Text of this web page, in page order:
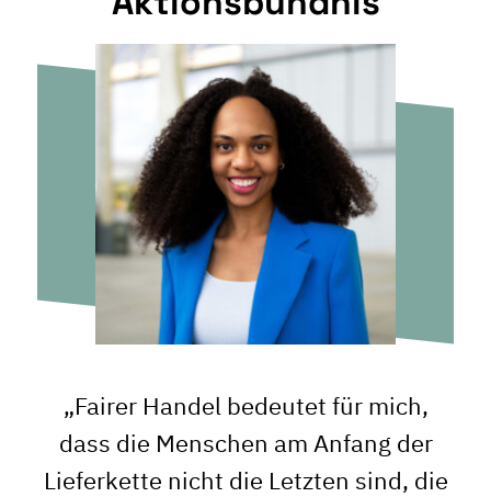
„Fairer Handel bedeutet für mich,
dass die Menschen am Anfang der
Lieferkette nicht die Letzten sind, die